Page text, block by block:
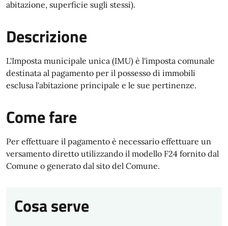
abitazione, superficie sugli stessi).
Descrizione
L'Imposta municipale unica (IMU) è l'imposta comunale
destinata al pagamento per il possesso di immobili
esclusa l'abitazione principale e le sue pertinenze.
Come fare
Per effettuare il pagamento è necessario effettuare un
versamento diretto utilizzando il modello F24 fornito dal
Comune o generato dal sito del Comune.
Cosa serve